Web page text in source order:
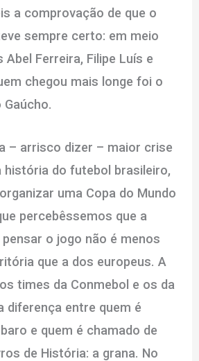
a comprovação de que o
sempre certo: em meio
Abel Ferreira, Filipe Luís e
chegou mais longe foi o
dizer – maior crise
história do futebol brasileiro,
uma Copa do Mundo
percebêssemos que a
o jogo não é menos
que a dos europeus. A
times da Conmebol e os da
diferença entre quem é
e quem é chamado de
de História: a grana. No